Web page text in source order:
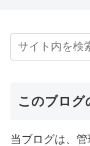
このブログ
当ブログは、